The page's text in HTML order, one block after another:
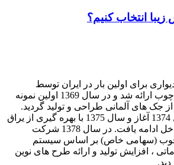
انتخاب کنیم؟
برای اولین بار در ایران توسط
مدیریت شرکت کم جا چوب ارائه شد و در سال 1369 اولین نمونه
جک های آلمانی طراحی و تولید گردید.
تولید تخت تاشو از سال 1374 آغاز و سال 1375 با بهره گیری از یراق
آلات و جک های تولید داخل ادامه یافت. در سال 1378 شرکت
(سهامی خاص) بر اساس سیستم
، افزایش تولید و ارائه طرح های نوین